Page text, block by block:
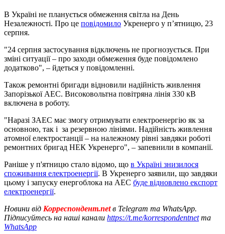
В Україні не планується обмеження світла на День
Незалежності. Про це повідомило Укренерго у п’ятницю, 23
серпня.
"24 серпня застосування відключень не прогнозується. При
зміні ситуації – про заходи обмеження буде повідомлено
додатково", – йдеться у повідомленні.
Також ремонтні бригади відновили надійність живлення
Запорізької АЕС. Високовольтна повітряна лінія 330 кВ
включена в роботу.
"Наразі ЗАЕС має змогу отримувати електроенергію як за
основною, так і за резервною лініями. Надійність живлення
атомної електростанції – на належному рівні завдяки роботі
ремонтних бригад НЕК Укренерго", – запевнили в компанії.
Раніше у п'ятницю стало відомо, що в Україні знизилося
споживання електроенергії. В Укренерго заявили, що завдяки
цьому і запуску енергоблока на АЕС буде відновлено експорт
електроенергії.
Новини від Корреспондент.netв Telegram та WhatsApp.
Підписуйтесь на наші канали https://t.me/korrespondentnetта
WhatsApp